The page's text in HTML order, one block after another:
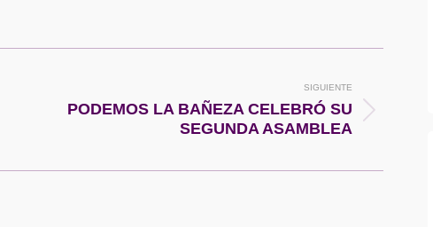
SIGUIENTE
Publicación
PODEMOS LA BAÑEZA CELEBRÓ SU
SEGUNDA ASAMBLEA